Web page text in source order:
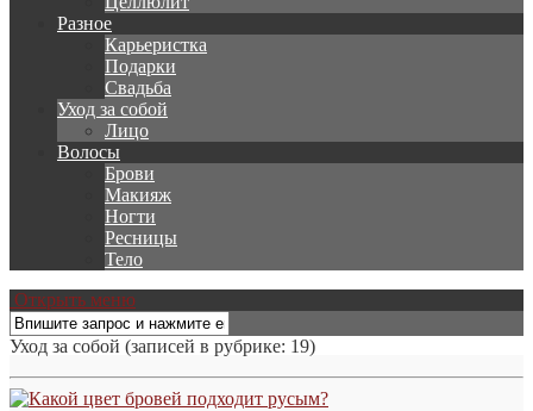
Разное
Карьеристка
Подарки
Свадьба
Уход за собой
Лицо
Волосы
Брови
Макияж
Ногти
Ресницы
Тело
Открыть меню
Уход за собой (записей в рубрике: 19)